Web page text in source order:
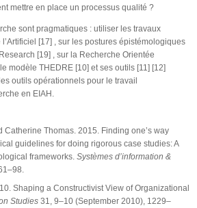
mettre en place un processus qualité ?
sont pragmatiques : utiliser les travaux
[17] , sur les postures épistémologiques
[19] , sur la Recherche Orientée
modèle THEDRE [10] et ses outils [11] [12]
outils opérationnels pour le travail
en EIAH.
Thomas. 2015. Finding one’s way
guidelines for doing rigorous case studies: A
frameworks. Systèmes d’information &
Shaping a Constructivist View of Organizational
Studies 31, 9–10 (September 2010), 1229–